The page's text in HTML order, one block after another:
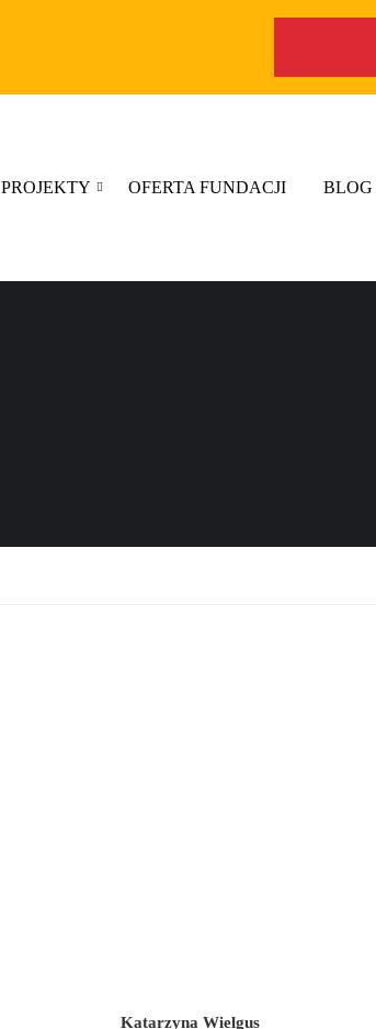
PROJEKTY OFERTA FUNDACJI BLOG
Katarzyna Wielgus